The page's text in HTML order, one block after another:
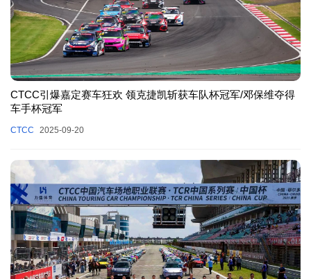
CTCC引爆嘉定赛车狂欢 领克捷凯斩获车队杯冠军/邓保维夺得
车手杯冠军
CTCC 2025-09-20